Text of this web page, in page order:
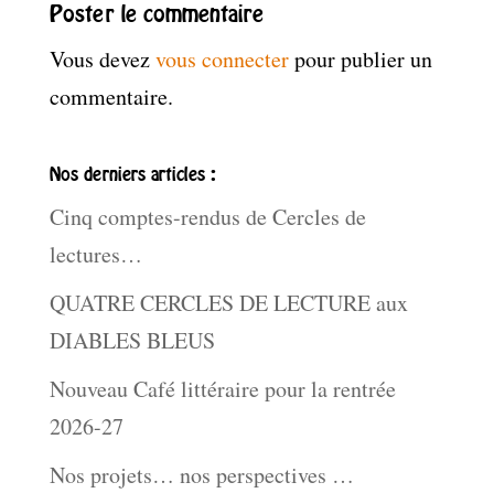
Poster le commentaire
Vous devezvous connecterpour publier un
commentaire.
Nos derniers articles :
Cinq comptes-rendus de Cercles de
lectures…
QUATRE CERCLES DE LECTURE aux
DIABLES BLEUS
Nouveau Café littéraire pour la rentrée
2026-27
Nos projets… nos perspectives …